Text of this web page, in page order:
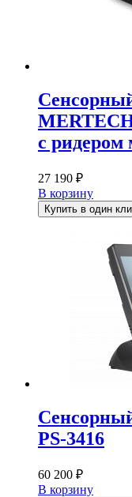
с ридером
27 190 ₽
В корзину
Купить в один
PS-3416
60 200 ₽
В корзину